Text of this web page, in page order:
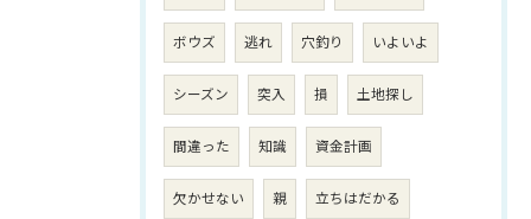
ボウズ 逃れ 穴釣り いよいよ
シーズン 突入 損 土地探し
間違った 知識 資金計画
欠かせない 親 立ちはだかる